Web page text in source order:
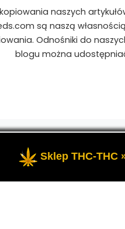
naszych
są naszą
Odnośniki do
blogu można
- Przedstawia portal-
konopiach indyjskich,
Sklep THC-THC